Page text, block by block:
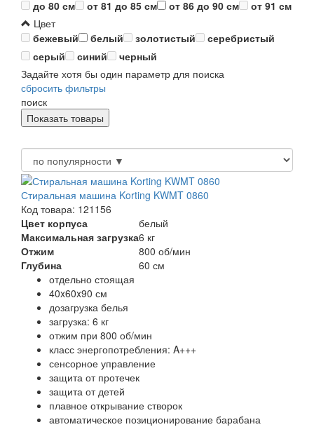
до 80 см
от 81 до 85 см от 86 до 90 см
от 91 см
Цвет
бежевый
белый золотистый
серебристый
серый
синий
черный
Задайте хотя бы один параметр для поиска
сбросить фильтры
поиск
Стиральная машина Korting KWMT 0860
Код товара: 121156
Цвет корпуса
белый
Максимальная загрузка6 кг
Отжим
800 об/мин
Глубина
60 см
отдельно стоящая
40x60x90 см
дозагрузка белья
загрузка: 6 кг
отжим при 800 об/мин
класс энергопотребления: A+++
сенсорное управление
защита от протечек
защита от детей
плавное открывание створок
автоматическое позиционирование барабана